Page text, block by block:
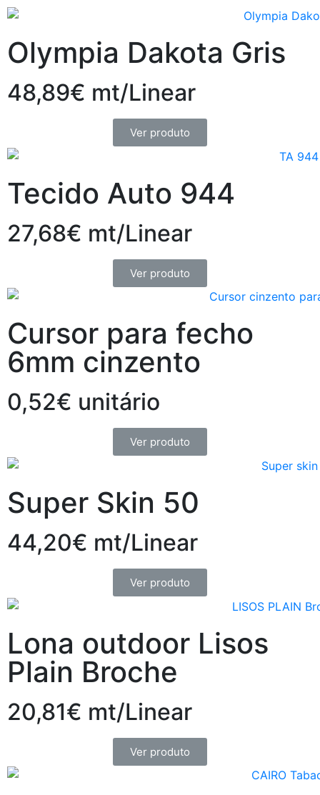
Olympia Dakota Gris
48,89€ mt/Linear
Ver produto
Tecido Auto 944
27,68€ mt/Linear
Ver produto
Cursor para fecho
6mm cinzento
0,52€ unitário
Ver produto
Super Skin 50
44,20€ mt/Linear
Ver produto
Lona outdoor Lisos
Plain Broche
20,81€ mt/Linear
Ver produto